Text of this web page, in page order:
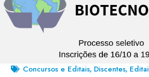
Concursos e Editais, Discentes,